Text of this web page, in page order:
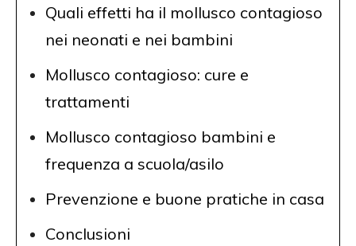
Quali effetti ha il mollusco contagioso
nei neonati e nei bambini
Mollusco contagioso: cure e
trattamenti
Mollusco contagioso bambini e
frequenza a scuola/asilo
Prevenzione e buone pratiche in casa
Conclusioni